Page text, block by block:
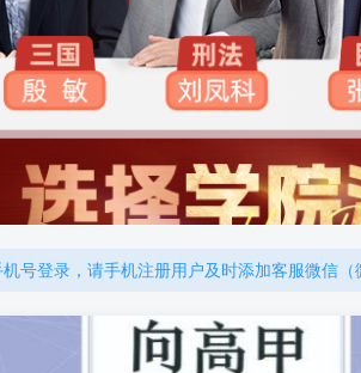
号登录，请手机注册用户及时添加客服微信
考资料，推荐厚大的考点清单，高清版，特别